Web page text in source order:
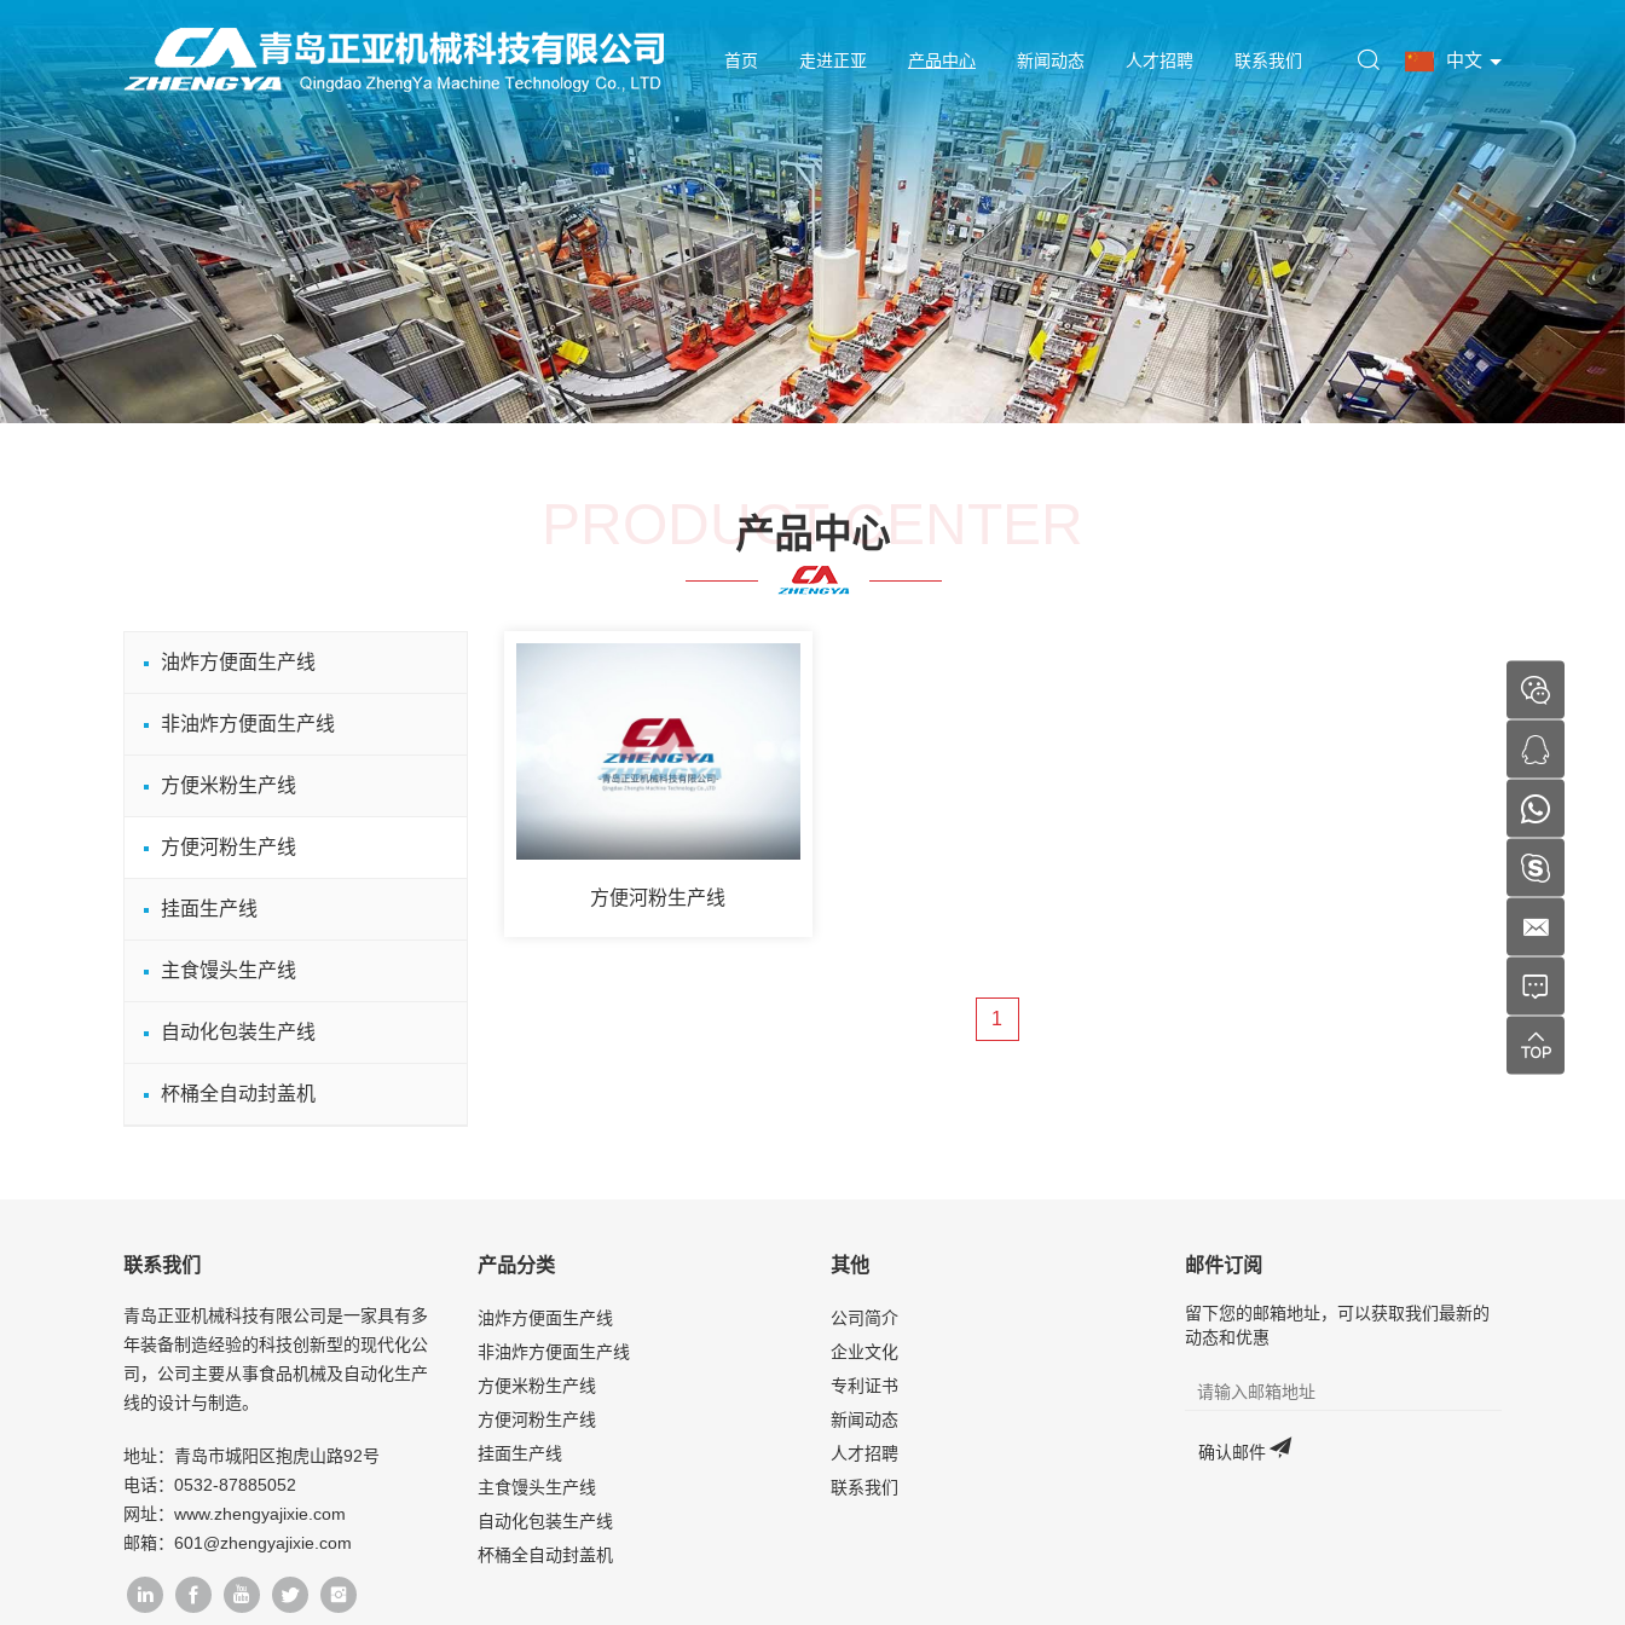
中文
首页 走进正亚 产品中心 新闻动态 人才招聘 联系我们
产品中心
PRODUCT CENTER
油炸方便面生产线
非油炸方便面生产线
方便米粉生产线
方便河粉生产线
挂面生产线
主食馒头生产线
自动化包装生产线
杯桶全自动封盖机
方便河粉生产线
1
联系我们
青岛正亚机械科技有限公司是一家具有多
年装备制造经验的科技创新型的现代化公
司，公司主要从事食品机械及自动化生产
线的设计与制造。
地址：青岛市城阳区抱虎山路92号
电话： 0532-87885052
网址： www.zhengyajixie.com
邮箱： 601@zhengyajixie.com
产品分类
油炸方便面生产线
非油炸方便面生产线
方便米粉生产线
方便河粉生产线
挂面生产线
主食馒头生产线
自动化包装生产线
杯桶全自动封盖机
其他
公司简介
企业文化
专利证书
新闻动态
人才招聘
联系我们
邮件订阅
留下您的邮箱地址，可以获取我们最新的
动态和优惠
确认邮件